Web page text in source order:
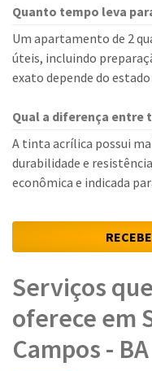
Quanto tempo leva
Um apartamento de 2
úteis, incluindo
exato depende do estado
Qual a diferença entre
A tinta acrílica possui
durabilidade e
econômica e indicada
Serviços
oferece em
Campos - BA